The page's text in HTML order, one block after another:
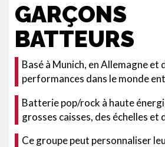
GARÇONS
BATTEURS
Basé à Munich, en Allemagne et
performances dans le monde
Batterie pop/rock à haute
grosses caisses, des échelles et
Ce groupe peut personnaliser